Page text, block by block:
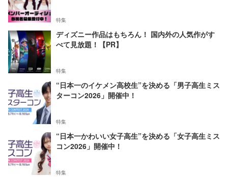
特集
ディズニー作品はもちろん！ 国内外の人気作がす
べて見放題！【PR】
特集
“日本一のイケメン高校生”を決める「男子高生ミス
ターコン2026」開催中！
特集
“日本一かわいい女子高生”を決める「女子高生ミス
コン2026」開催中！
特集